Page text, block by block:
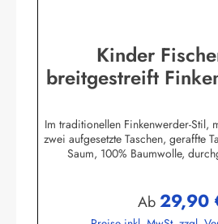
Kinder
breitgestreift
Im traditionellen Finkenwerder-Stil,
zwei aufgesetzte Taschen, geraffte
Saum, 100% Baumwolle,
bekleidung.de
Regulärer
Ab29,90